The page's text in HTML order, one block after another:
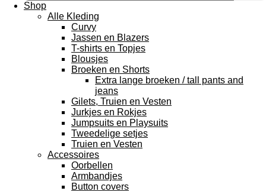
Shop
Alle Kleding
Curvy
Jassen en Blazers
T-shirts en Topjes
Blousjes
Broeken en Shorts
Extra lange broeken / tall pants and
jeans
Gilets, Truien en Vesten
Jurkjes en Rokjes
Jumpsuits en Playsuits
Tweedelige setjes
Truien en Vesten
Accessoires
Oorbellen
Armbandjes
Button covers